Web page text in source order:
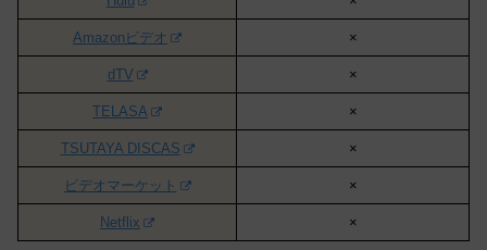
Amazonビデオ ×
dTV ×
TELASA ×
TSUTAYA DISCAS ×
ビデオマーケット ×
Netflix ×